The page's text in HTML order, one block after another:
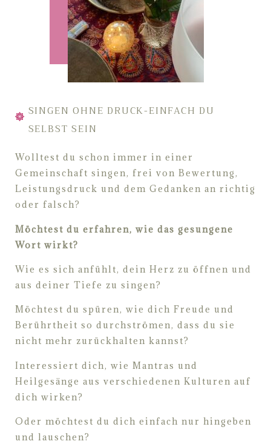
SINGEN OHNE DRUCK-EINFACH DU
SELBST SEIN
Wolltest du schon immer in einer
Gemeinschaft singen, frei von Bewertung,
Leistungsdruck und dem Gedanken an richtig
oder falsch?
Möchtest du erfahren, wie das gesungene
Wort wirkt?
Wie es sich anfühlt, dein Herz zu öffnen und
aus deiner Tiefe zu singen?
Möchtest du spüren, wie dich Freude und
Berührtheit so durchströmen, dass du sie
nicht mehr zurückhalten kannst?
Interessiert dich, wie Mantras und
Heilgesänge aus verschiedenen Kulturen auf
dich wirken?
Oder möchtest du dich einfach nur hingeben
und lauschen?